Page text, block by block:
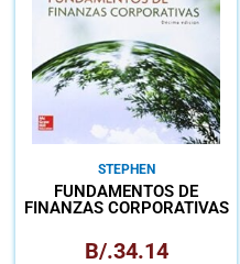
STEPHEN
FUNDAMENTOS DE
FINANZAS CORPORATIVAS
B/.34.14